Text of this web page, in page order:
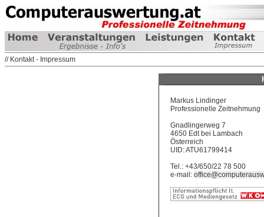
// Kontakt - Impressum
Markus Lindinger
Professionelle Zeitnehmung
Gnadlingerweg 7
4650 Edt bei Lambach
Österreich
UID: ATU61799414
Tel.: +43/650/22 78 500
e-mail: